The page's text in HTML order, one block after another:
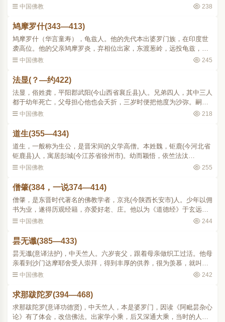
十一岁时 (354)，他原想到南地从豫章名儒范宣子去隐居，适值战事，
中国佛教 238
鸠摩罗什(343—413)
鸠摩罗什（华言童寿），龟兹人。他的先代本出婆罗门族，在印度世
袭高位。他的父亲鸠摩罗炎，弃相位出家，东渡葱岭，远投龟兹，被
龟兹王迎为国师，后被逼和王妹耆婆结婚，生鸠摩罗什和弗沙提婆兄
中国佛教 245
法显(？—约422)
法显，俗姓龚，平阳郡武阳(今山西省襄丘县)人。兄弟四人，其中三人
都于幼年死亡，父母担心他也会夭折，三岁时便把他度为沙弥。嗣因
他在家患重病，送到寺院里住就好了，从此他便不大回家。父母死
中国佛教 218
道生(355—434)
道生，一般称为生公，是晋宋间的义学高僧。本姓魏，钜鹿(今河北省
钜鹿县)人，寓居彭城(今江苏省徐州市)。幼而颖悟，依竺法汰
(320387)出家，随师姓竺。披读经文，一览能诵，十五岁便登讲座。
中国佛教 255
僧肇(384，一说374—414)
僧肇，是东晋时代著名的佛教学者，京兆(今陕西长安市)人。少年以佣
书为业，遂得历观经籍，亦爱好老、庄。他以为《道德经》于玄远之
道还未尽善，后来看到旧译《维摩经》，披寻玩味，始知所归，因而
中国佛教 244
昙无谶(385—433)
昙无谶(意译法护)，中天竺人。六岁丧父，跟着母亲做织工过活。他母
亲看到沙门达摩耶舍受人崇拜，得到丰厚的供养，很为羡慕，就叫他
去做达摩耶舍的弟子。十岁学念经，聪明特出，记忆力强，一天能背
中国佛教 242
求那跋陀罗(394—468)
求那跋陀罗(意译功德贤)，中天竺人，本是婆罗门，因读《阿毗昙杂心
论》有了体会，改信佛法。出家学小乘，后又深通大乘，当时的人都